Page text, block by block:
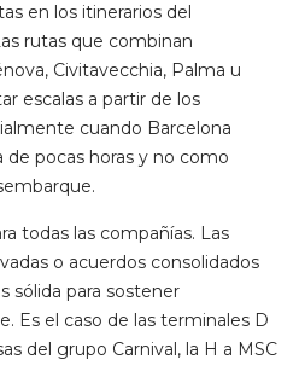
en los itinerarios del
rutas que combinan
Civitavecchia, Palma u
escalas a partir de los
cuando Barcelona
pocas horas y no como
todas las compañías. Las
o acuerdos consolidados
sólida para sostener
Es el caso de las terminales D
del grupo Carnival, la H a MSC